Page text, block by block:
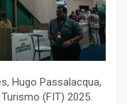
Hugo Passalacqua,
(FIT) 2025.